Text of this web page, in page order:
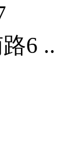
6 ..